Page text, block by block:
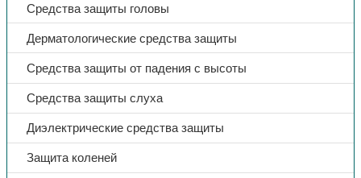
Средства защиты головы
Дерматологические средства защиты
Средства защиты от падения с высоты
Средства защиты слуха
Диэлектрические средства защиты
Защита коленей
Защитная спецодежда
Влагозащитная спецодежда
Костюм
Плащи
Изделия одноразового использования
Сигнальная спецодежда